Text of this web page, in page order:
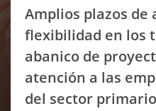
Amplios plazos
flexibilidad en los
abanico de
atención a las
del sector